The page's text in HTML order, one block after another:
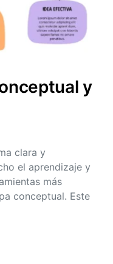
y
clara y
el aprendizaje y
más
conceptual. Este